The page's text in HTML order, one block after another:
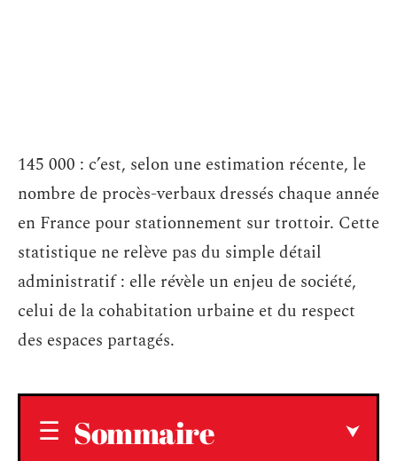
145 000 : c’est, selon une estimation récente, le
nombre de procès-verbaux dressés chaque année
en France pour stationnement sur trottoir. Cette
statistique ne relève pas du simple détail
administratif : elle révèle un enjeu de société,
celui de la cohabitation urbaine et du respect
des espaces partagés.
Sommaire